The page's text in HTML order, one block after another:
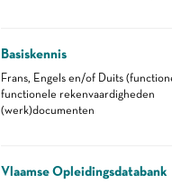
Basiskennis
Frans, Engels en/of Duits
functionele rekenvaardigheden
(werk)documenten
Vlaamse Opleidingsdatabank